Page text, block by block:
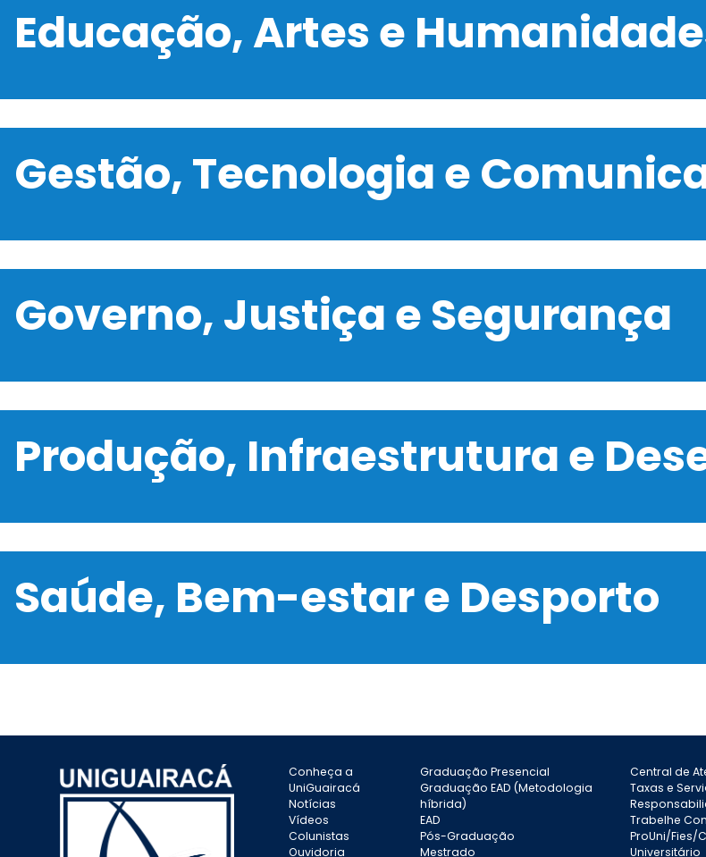
Educação, Artes e
Gestão, Tecnologia e
Governo, Justiça e Segurança
Produção, Infraestrutura e
Saúde, Bem-estar e Desporto
Conheça a
UniGuairacá
Notícias
Vídeos
Colunistas
Ouvidoria
Graduação Presencial
Graduação EAD (Metodologia
híbrida)
EAD
Pós-Graduação
Mestrado
Central de
Taxas e
Trabelhe
ProUni/Fies/
Universitário